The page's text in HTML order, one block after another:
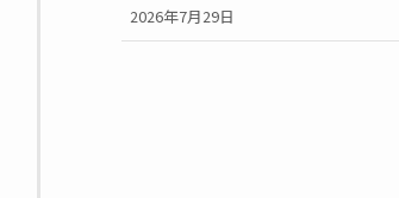
2026年7月29日